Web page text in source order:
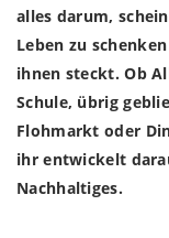
alles darum,
Leben zu
ihnen steckt. Ob
Schule, übrig
Flohmarkt oder
ihr entwickelt
Nachhaltiges.